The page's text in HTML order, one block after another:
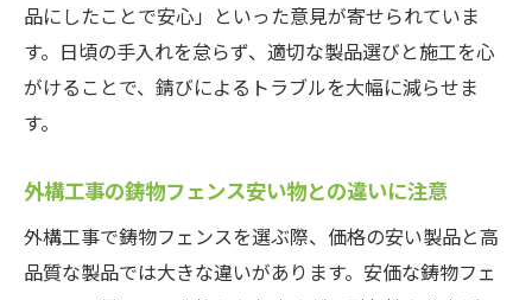
品にしたことで安心」といった意見が寄せられていま
す。日頃の手入れを怠らず、適切な製品選びと施工を心
がけることで、錆びによるトラブルを大幅に減らせま
す。
外構工事の鋳物フェンス安い物との違いに注意
外構工事で鋳物フェンスを選ぶ際、価格の安い製品と高
品質な製品では大きな違いがあります。安価な鋳物フェ